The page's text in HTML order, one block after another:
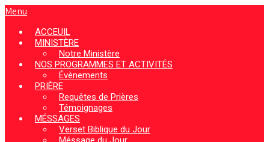
Menu
ACCEUIL
MINISTÈRE
Notre Ministère
NOS PROGRAMMES ET ACTIVITÉS
Évènements
PRIÈRE
Requêtes de Prières
Témoignages
MÉSSAGES
Verset Biblique du Jour